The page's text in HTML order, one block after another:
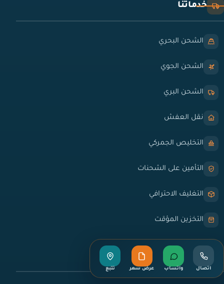
خدماتنا
الشحن البحري
الشحن الجوي
الشحن البري
نقل العفش
التخليص الجمركي
التأمين على الشحنات
التغليف الاحترافي
التخزين المؤقت
روابط سريعة
اتصال واتساب عرض سعر تتبع